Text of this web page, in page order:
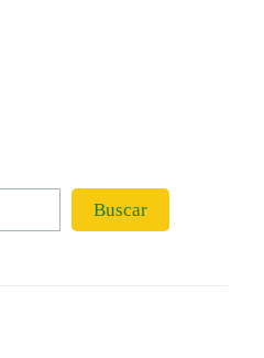
Buscar